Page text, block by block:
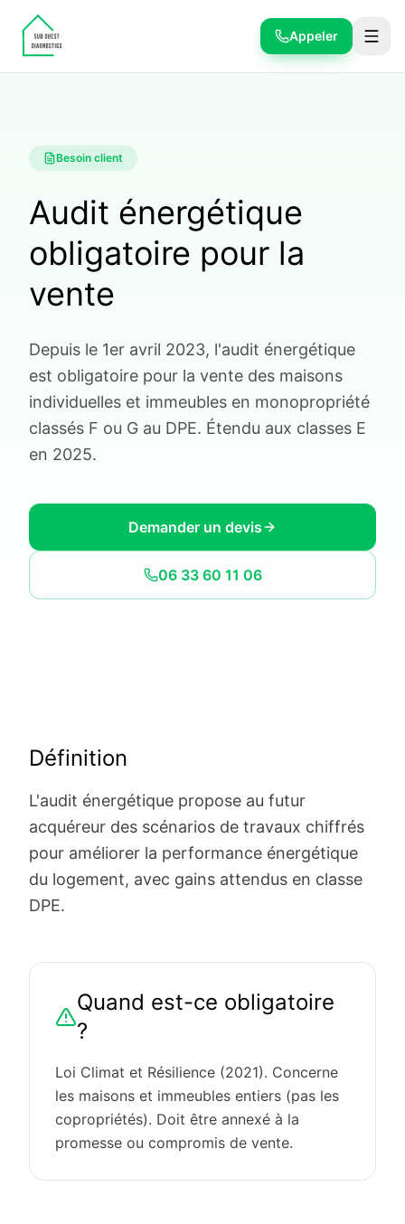
Appeler
Besoin client
Audit énergétique
obligatoire pour la
vente
Depuis le 1er avril 2023, l'audit énergétique
est obligatoire pour la vente des maisons
individuelles et immeubles en monopropriété
classés F ou G au DPE. Étendu aux classes E
en 2025.
Demander un devis
06 33 60 11 06
Définition
L'audit énergétique propose au futur
acquéreur des scénarios de travaux chiffrés
pour améliorer la performance énergétique
du logement, avec gains attendus en classe
DPE.
Quand est-ce obligatoire
?
Loi Climat et Résilience (2021). Concerne
les maisons et immeubles entiers (pas les
copropriétés). Doit être annexé à la
promesse ou compromis de vente.